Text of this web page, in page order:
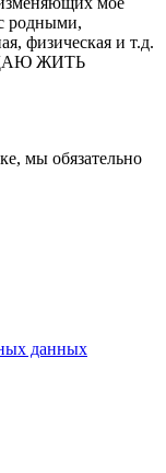
родными,
физическая и т.д.
ЖИТЬ
мы обязательно
данных